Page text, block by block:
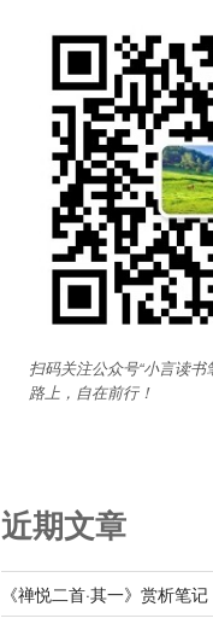
扫码关注公众号“小言读
路上，自在前行！
近期文章
《禅悦二首·其一》赏析笔记